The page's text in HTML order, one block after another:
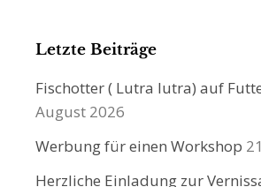
Letzte Beiträge
Fischotter ( Lutra lutra) auf
August 2026
Werbung für einen Workshop
Herzliche Einladung zur